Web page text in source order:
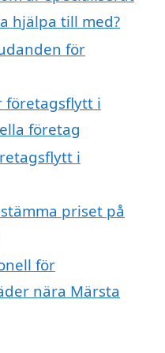
hjälpa till med?
för
företagsflytt i
företag
i
priset på
för
nära Märsta